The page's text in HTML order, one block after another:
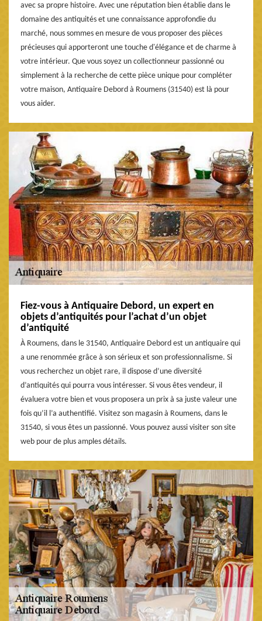
avec sa propre histoire. Avec une réputation bien établie dans le
domaine des antiquités et une connaissance approfondie du
marché, nous sommes en mesure de vous proposer des pièces
précieuses qui apporteront une touche d'élégance et de charme à
votre intérieur. Que vous soyez un collectionneur passionné ou
simplement à la recherche de cette pièce unique pour compléter
votre maison, Antiquaire Debord à Roumens (31540) est là pour
vous aider.
Fiez-vous à Antiquaire Debord, un expert en
objets d’antiquités pour l’achat d’un objet
d’antiquité
À Roumens, dans le 31540, Antiquaire Debord est un antiquaire qui
a une renommée grâce à son sérieux et son professionnalisme. Si
vous recherchez un objet rare, il dispose d’une diversité
d’antiquités qui pourra vous intéresser. Si vous êtes vendeur, il
évaluera votre bien et vous proposera un prix à sa juste valeur une
fois qu’il l’a authentifié. Visitez son magasin à Roumens, dans le
31540, si vous êtes un passionné. Vous pouvez aussi visiter son site
web pour de plus amples détails.